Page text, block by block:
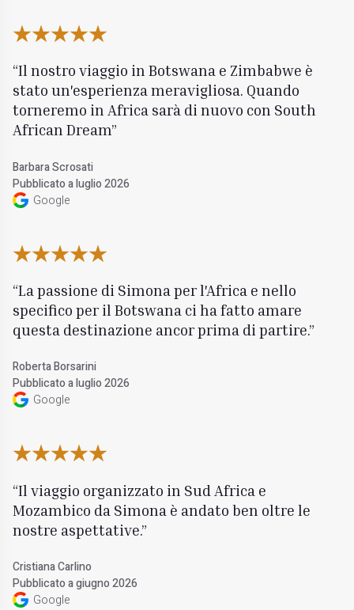
Il nostro viaggio in Botswana e Zimbabwe è
stato un'esperienza meravigliosa. Quando
torneremo in Africa sarà di nuovo con South
African Dream
Barbara Scrosati
Pubblicato a luglio 2026
Google
La passione di Simona per l'Africa e nello
specifico per il Botswana ci ha fatto amare
questa destinazione ancor prima di partire.
Roberta Borsarini
Pubblicato a luglio 2026
Google
Il viaggio organizzato in Sud Africa e
Mozambico da Simona è andato ben oltre le
nostre aspettative.
Cristiana Carlino
Pubblicato a giugno 2026
Google